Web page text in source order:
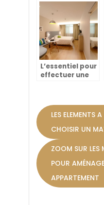
electroniques
pour portails
coulissants
L’essentiel pour
effectuer une
LES ELEMENTS
CHOISIR UN
ZOOM SUR LES
POUR
APPARTEMENT